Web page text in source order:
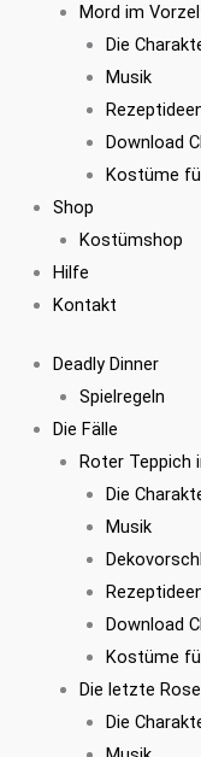
Mord im
Die
Musik
Download
Kostüme
Shop
Kostümshop
Hilfe
Kontakt
Deadly Dinner
Spielregeln
Die Fälle
Roter Teppich
Die
Musik
Download
Kostüme
Die letzte Rose
Die